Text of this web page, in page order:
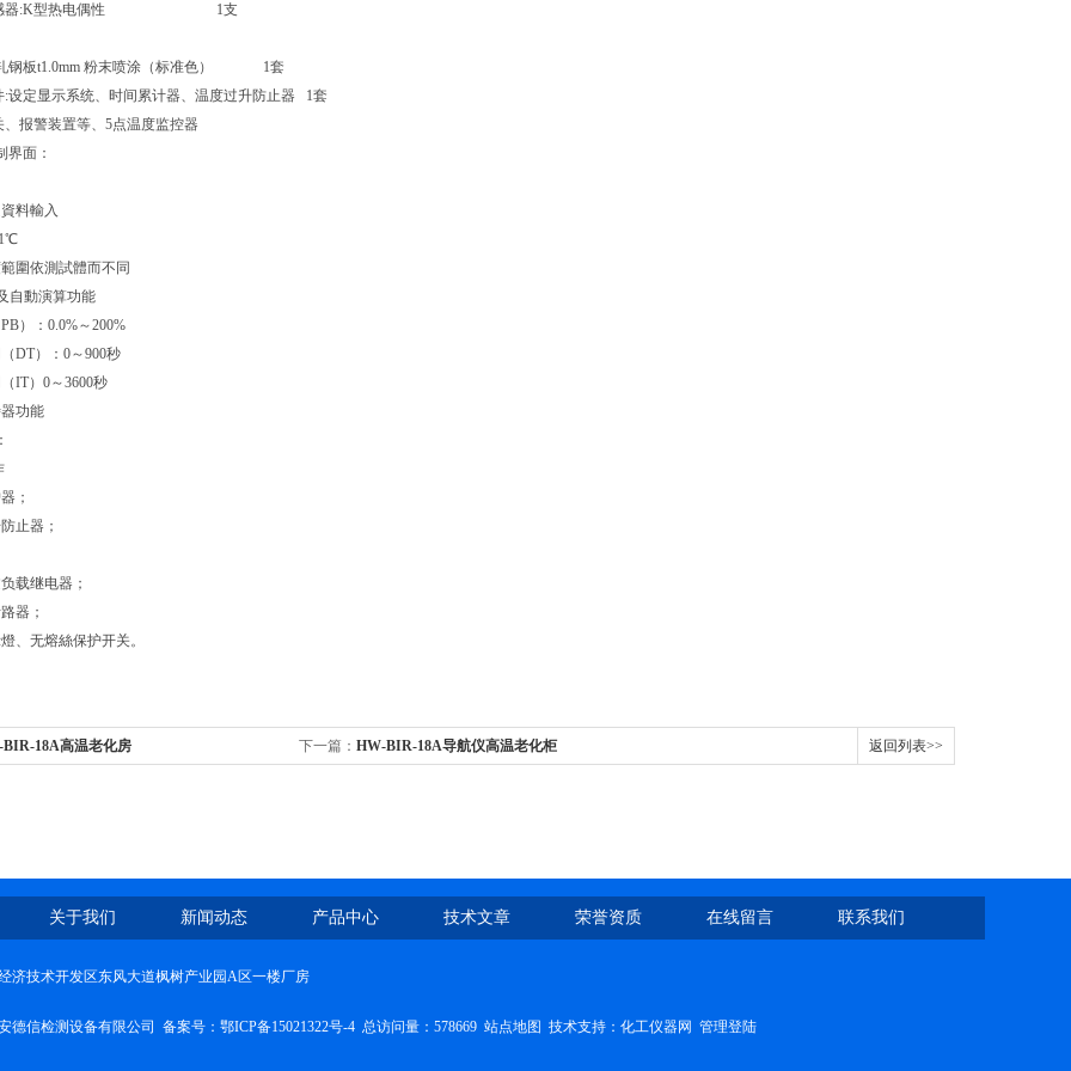
传感器:K型热电偶性 1支
轧钢板t1.0mm 粉末喷涂（标准色） 1套
:设定显示系统、时间累计器、温度过升防止器 1套
报警装置等、5点温度监控器
界面：
料輸入
圍依測試體而不同
自動演算功能
）：0.0%～200%
DT）：0～900秒
IT）0～3600秒
功能
；
止器；
载继电器；
器；
、无熔絲保护开关。
BIR-18A高温老化房 下一篇： HW-BIR-18A导航仪高温老化柜 返回列表>>
关于我们 新闻动态 产品中心 技术文章 荣誉资质 在线留言 联系我们
济技术开发区东风大道枫树产业园A区一楼厂房
德信检测设备有限公司 备案号： 鄂ICP备15021322号-4 总访问量：578669 站点地图 技术支持： 化工仪器网 管理登陆